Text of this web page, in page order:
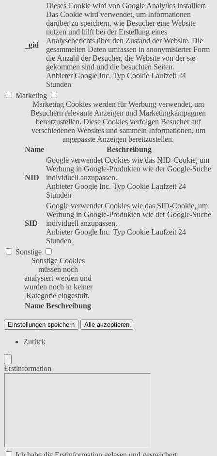
_gid
Dieses Cookie wird von Google Analytics installiert.
Das Cookie wird verwendet, um Informationen
darüber zu speichern, wie Besucher eine Website
nutzen und hilft bei der Erstellung eines
Analyseberichts über den Zustand der Website. Die
gesammelten Daten umfassen in anonymisierter Form
die Anzahl der Besucher, die Website von der sie
gekommen sind und die besuchten Seiten.
Anbieter Google Inc. Typ Cookie Laufzeit 24
Stunden
Marketing
Marketing Cookies werden für Werbung verwendet, um
Besuchern relevante Anzeigen und Marketingkampagnen
bereitzustellen. Diese Cookies verfolgen Besucher auf
verschiedenen Websites und sammeln Informationen, um
angepasste Anzeigen bereitzustellen.
Name
Beschreibung
NID
Google verwendet Cookies wie das NID-Cookie, um
Werbung in Google-Produkten wie der Google-Suche
individuell anzupassen.
Anbieter Google Inc. Typ Cookie Laufzeit 24
Stunden
SID
Google verwendet Cookies wie das SID-Cookie, um
Werbung in Google-Produkten wie der Google-Suche
individuell anzupassen.
Anbieter Google Inc. Typ Cookie Laufzeit 24
Stunden
Sonstige
Sonstige Cookies
müssen noch
analysiert werden und
wurden noch in keiner
Kategorie eingestuft.
Name Beschreibung
Einstellungen speichern Alle akzeptieren
Zurück
Erstinformation